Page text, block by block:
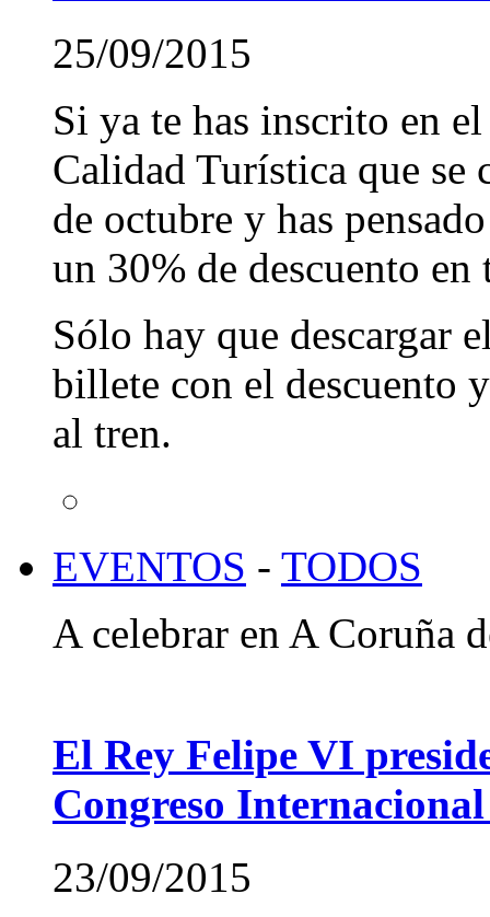
25/09/2015
Si ya te has inscrito en
Calidad Turística que se
de octubre y has
un 30% de descuento
Sólo hay que descargar
billete con el descuento
al tren.
EVENTOS - TODOS
A celebrar en A Coruña
El Rey Felipe VI
Congreso
23/09/2015